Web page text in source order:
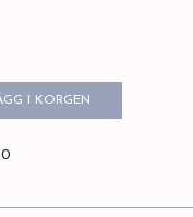
I KORGEN